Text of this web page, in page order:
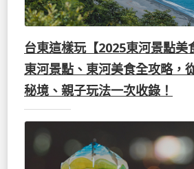
台東這樣玩【2025東河景點美
東河景點、東河美食全攻略，
秘境、親子玩法一次收錄！